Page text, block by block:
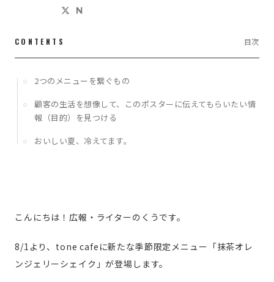
CONTENTS 目次
2つのメニューを繋ぐもの
顧客の生活を想像して、このポスターに伝えてもらいたい情
報（目的）を見つける
おいしい夏、冷えてます。
こんにちは！広報・ライターのくうです。
8/1より、tone cafeに新たな季節限定メニュー「抹茶オレ
ンジェリーシェイク」が登場します。